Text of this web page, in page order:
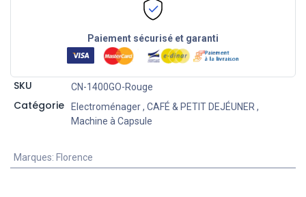
Paiement sécurisé et garanti
SKU CN-1400GO-Rouge
Catégorie Electroménager, CAFÉ & PETIT DEJÉUNER ,
Machine à Capsule
Marques: Florence